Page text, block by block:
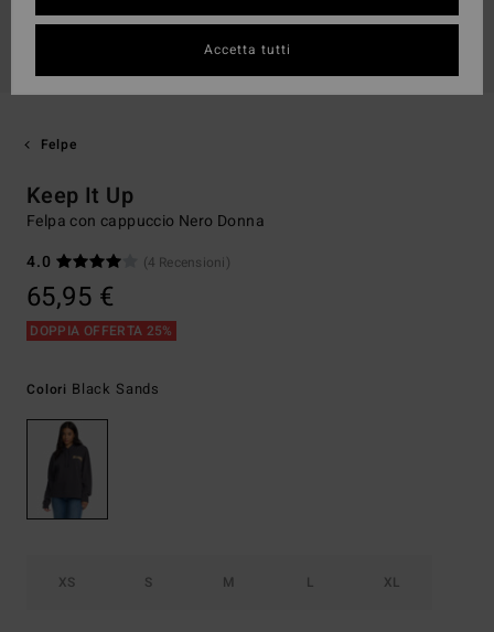
Felpe
Keep It Up
Felpa con cappuccio Nero Donna
4.0
(4 Recensioni)
65,95 €
DOPPIA OFFERTA 25%
Colori Black Sands
XS S M L XL
Accetta tutti